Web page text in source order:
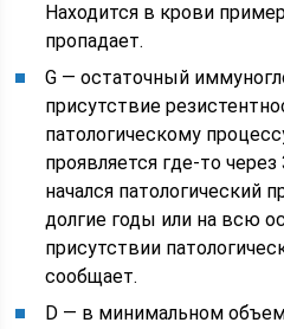
Находится в крови
пропадает.
G — остаточный
присутствие
патологическому
проявляется где-то
начался патологический
долгие годы или на всю
присутствии
сообщает.
D — в минимальном